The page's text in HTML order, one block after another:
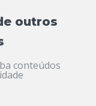
outros
conteúdos